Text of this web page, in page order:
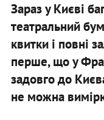
Зараз у Києві
театральний
квитки і повні
перше, що у
задовго до
не можна